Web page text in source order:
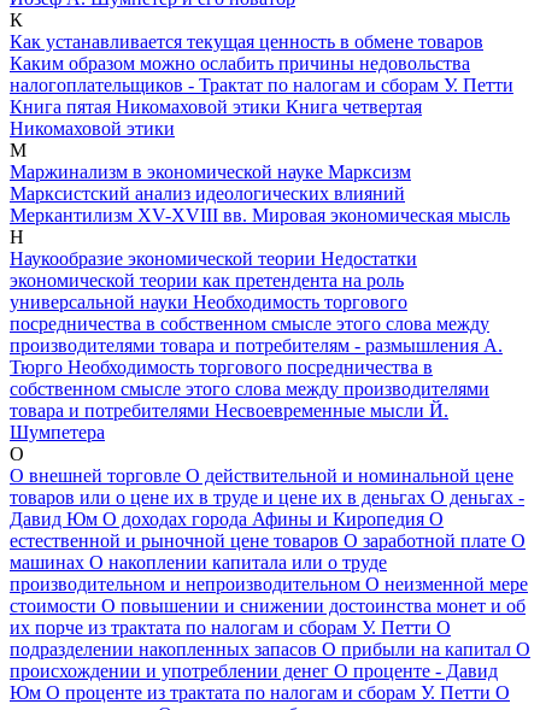
К
Как устанавливается текущая ценность в обмене товаров
Каким образом можно ослабить причины недовольства
налогоплательщиков - Трактат по налогам и сборам У. Петти
Книга пятая Никомаховой этики Книга четвертая
Никомаховой этики
М
Маржинализм в экономической науке Марксизм
Марксистский анализ идеологических влияний
Меркантилизм XV-XVIII вв. Мировая экономическая мысль
Н
Наукообразие экономической теории Недостатки
экономической теории как претендента на роль
универсальной науки Необходимость торгового
посредничества в собственном смысле этого слова между
производителями товара и потребителям - размышления А.
Тюрго Необходимость торгового посредничества в
собственном смысле этого слова между производителями
товара и потребителями Несвоевременные мысли Й.
Шумпетера
О
О внешней торговле О действительной и номинальной цене
товаров или о цене их в труде и цене их в деньгах О деньгах -
Давид Юм О доходах города Афины и Киропедия О
естественной и рыночной цене товаров О заработной плате О
машинах О накоплении капитала или о труде
производительном и непроизводительном О неизменной мере
стоимости О повышении и снижении достоинства монет и об
их порче из трактата по налогам и сборам У. Петти О
подразделении накопленных запасов О прибыли на капитал О
происхождении и употреблении денег О проценте - Давид
Юм О проценте из трактата по налогам и сборам У. Петти О